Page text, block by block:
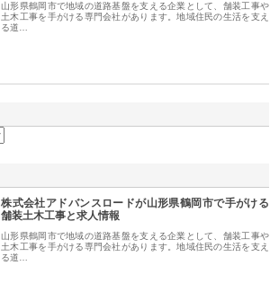
山形県鶴岡市で地域の道路基盤を支える企業として、舗装工事や
土木工事を手がける専門会社があります。地域住民の生活を支え
る道…
株式会社アドバンスロードが山形県鶴岡市で手がける
舗装土木工事と求人情報
山形県鶴岡市で地域の道路基盤を支える企業として、舗装工事や
土木工事を手がける専門会社があります。地域住民の生活を支え
る道…